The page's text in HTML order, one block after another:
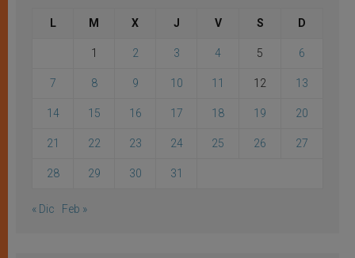
L M X J V S D
1 2 3 4 5 6
7 8 9 10 11 12 13
14 15 16 17 18 19 20
21 22 23 24 25 26 27
28 29 30 31
« Dic Feb »